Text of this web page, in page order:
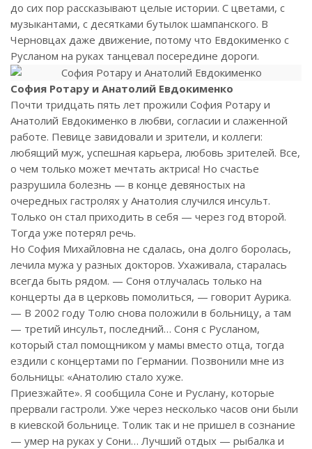
до сих пор рассказывают целые истории. С цветами, с
музыкантами, с десятками бутылок шампанского. В
Черновцах даже движение, потому что Евдокименко с
Русланом на руках танцевал посередине дороги.
София Ротару и Анатолий Евдокименко
Почти тридцать пять лет прожили София Ротару и
Анатолий Евдокименко в любви, согласии и слаженной
работе. Певице завидовали и зрители, и коллеги:
любящий муж, успешная карьера, любовь зрителей. Все,
о чем только может мечтать актриса! Но счастье
разрушила болезнь — в конце девяностых на
очередных гастролях у Анатолия случился инсульт.
Только он стал приходить в себя — через год второй.
Тогда уже потерял речь.
Но София Михайловна не сдалась, она долго боролась,
лечила мужа у разных докторов. Ухаживала, старалась
всегда быть рядом. — Соня отлучалась только на
концерты да в церковь помолиться, — говорит Аурика.
— В 2002 году Толю снова положили в больницу, а там
— третий инсульт, последний… Соня с Русланом,
который стал помощником у мамы вместо отца, тогда
ездили с концертами по Германии. Позвонили мне из
больницы: «Анатолию стало хуже.
Приезжайте». Я сообщила Соне и Руслану, которые
прервали гастроли. Уже через несколько часов они были
в киевской больнице. Толик так и не пришел в сознание
— умер на руках у Сони… Лучший отдых — рыбалка и